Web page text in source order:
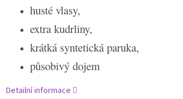
husté vlasy,
extra kudrliny,
krátká syntetická paruka,
působivý dojem
Detailní informace